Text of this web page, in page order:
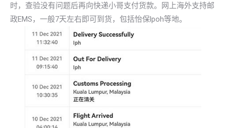
时，查验没有问题后再向快递小哥支付货款。网上海外支持邮
政EMS，一般7天左右即可到货，包括怡保lpoh等地。